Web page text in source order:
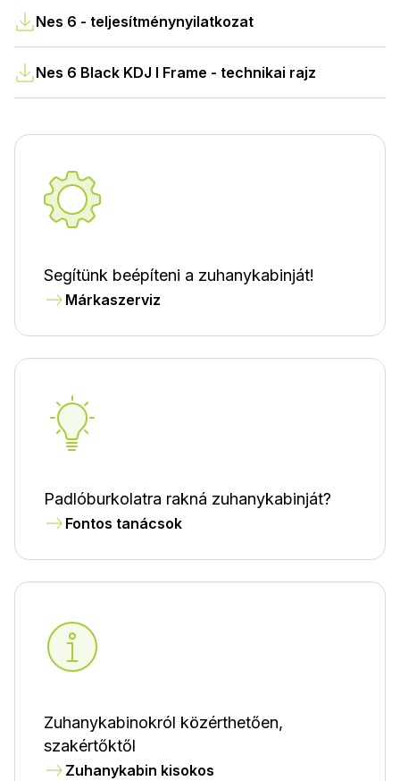
Nes 6 - teljesítménynyilatkozat
Nes 6 Black KDJ I Frame - technikai rajz
Segítünk beépíteni a zuhanykabinját!
Márkaszerviz
Padlóburkolatra rakná zuhanykabinját?
Fontos tanácsok
Zuhanykabinokról közérthetően,
szakértőktől
Zuhanykabin kisokos